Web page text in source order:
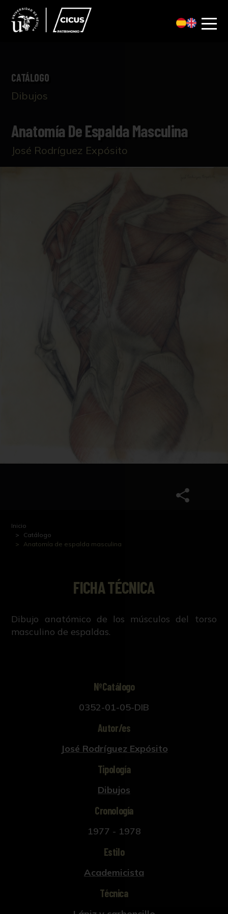
CATÁLOGO
Dibujos
Anatomía De Espalda Masculina
José Rodríguez Expósito
Inicio
Catálogo
Anatomía de espalda masculina
FICHA TÉCNICA
Dibujo anatómico de los músculos del torso
masculino de espaldas.
NºCatálogo
0352-01-05-DIB
Autor/es
José Rodríguez Expósito
Tipología
Dibujos
Cronología
1977 - 1978
Estilo
Academicista
Técnica